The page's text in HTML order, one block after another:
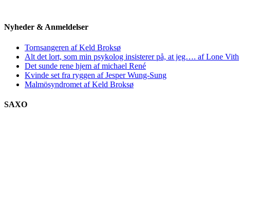
Nyheder & Anmeldelser
Tornsangeren af Keld Broksø
Alt det lort, som min psykolog insisterer på, at jeg…. af Lone Vith
Det sunde rene hjem af michael René
Kvinde set fra ryggen af Jesper Wung-Sung
Malmösyndromet af Keld Broksø
SAXO